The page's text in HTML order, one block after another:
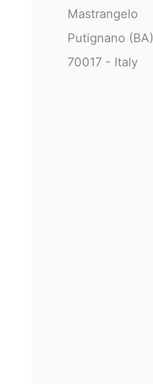
Mastrangelo
Putignano (BA)
70017 - Italy